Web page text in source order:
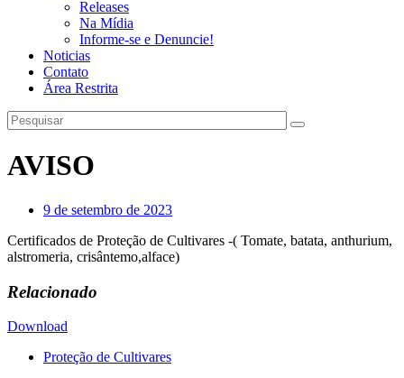
Releases
Na Mídia
Informe-se e Denuncie!
Noticias
Contato
Área Restrita
AVISO
9 de setembro de 2023
Certificados de Proteção de Cultivares -( Tomate, batata, anthurium,
alstromeria, crisântemo,alface)
Relacionado
Download
Proteção de Cultivares